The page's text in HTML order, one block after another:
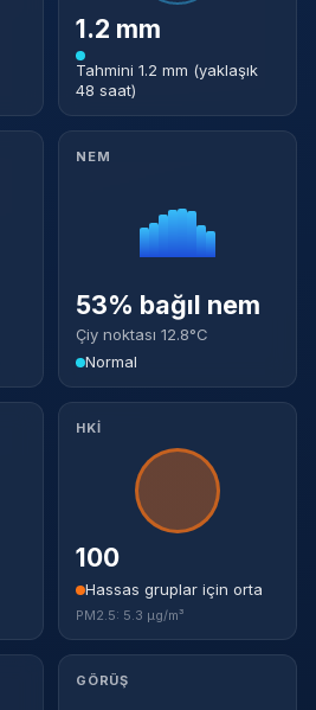
1.2 mm
Tahmini 1.2 mm (yaklaşık
48 saat)
NEM
53% bağıl nem
Çiy noktası 12.8°C
Normal
HKİ
100
Hassas gruplar için orta
PM2.5: 5.3 µg/m³
GÖRÜŞ